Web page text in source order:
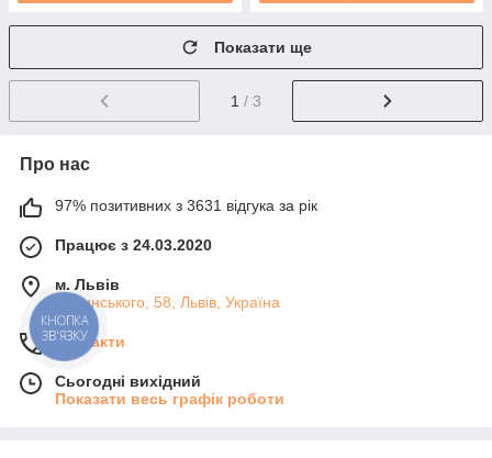
Показати ще
1 / 3
Про нас
97% позитивних з 3631 відгука за рік
Працює з 24.03.2020
м. Львів
Липинського, 58, Львів, Україна
Контакти
Сьогодні вихідний
Показати весь графік роботи
КНОПКА
ЗВ'ЯЗКУ